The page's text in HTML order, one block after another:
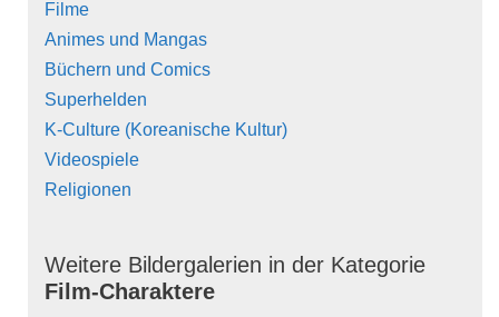
Filme
Animes und Mangas
Büchern und Comics
Superhelden
K-Culture (Koreanische Kultur)
Videospiele
Religionen
Weitere Bildergalerien in der Kategorie
Film-Charaktere